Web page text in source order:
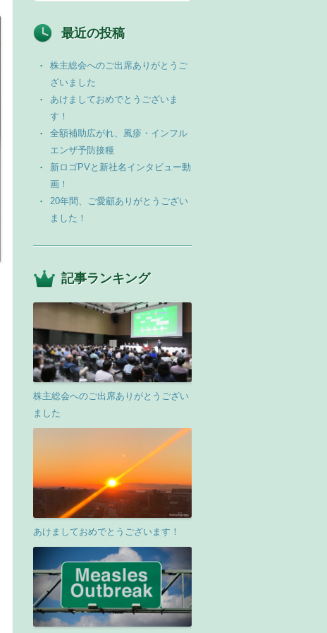
最近の投稿
株主総会へのご出席ありがとうご
ざいました
あけましておめでとうございま
す！
全額補助広がれ、風疹・インフル
エンザ予防接種
新ロゴPVと新社名インタビュー動
画！
20年間、ご愛顧ありがとうござい
ました！
記事ランキング
株主総会へのご出席ありがとうござい
ました
あけましておめでとうございます！